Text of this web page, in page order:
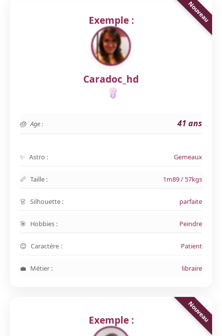
Exemple :
Caradoc_hd
Age : 41 ans
Astro : Gemeaux
Taille : 1m89 / 57kgs
Silhouette : parfaite
Hobbies : Peindre
Caractère : Patient
Métier : libraire
Exemple :